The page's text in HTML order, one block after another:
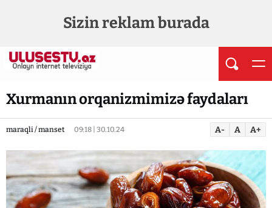
Sizin reklam burada
Xurmanın orqanizmimizə faydaları
maraqli / manset 09:18 | 30.10.24 A- A A+